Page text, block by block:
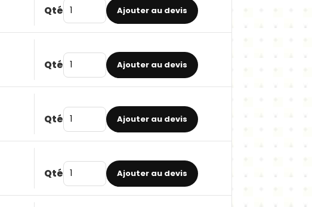
Qté Ajouter au devis
Qté Ajouter au devis
Qté Ajouter au devis
Qté Ajouter au devis